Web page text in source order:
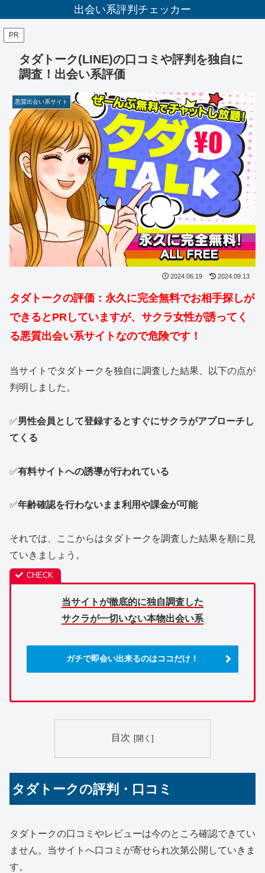
出会い系評判チェッカー
PR
タダトーク(LINE)の口コミや評判を独自に
調査！出会い系評価
悪質出会い系サイト
2024.06.19 2024.09.13
タダトークの評価：永久に完全無料でお相手探しが
できるとPRしていますが、サクラ女性が誘ってく
る悪質出会い系サイトなので危険です！
当サイトでタダトークを独自に調査した結果、以下の点が
判明しました。
✅男性会員として登録するとすぐにサクラがアプローチし
てくる
✅有料サイトへの誘導が行われている
✅年齢確認を行わないまま利用や課金が可能
それでは、ここからはタダトークを調査した結果を順に見
ていきましょう。
当サイトが徹底的に独自調査した
サクラが一切いない本物出会い系
ガチで即会い出来るのはココだけ！
目次
タダトークの評判・口コミ
タダトークの口コミやレビューは今のところ確認できてい
ません。当サイトへ口コミが寄せられ次第公開していきま
す。